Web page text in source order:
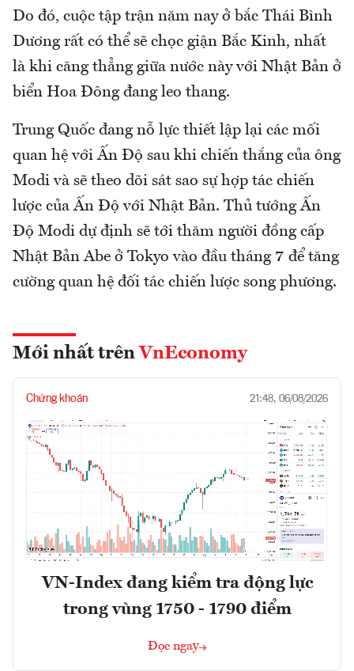
Do đó, cuộc tập trận năm nay ở bắc Thái Bình
Dương rất có thể sẽ chọc giận Bắc Kinh, nhất
là khi căng thẳng giữa nước này với Nhật Bản ở
biển Hoa Đông đang leo thang.
Trung Quốc đang nỗ lực thiết lập lại các mối
quan hệ với Ấn Độ sau khi chiến thắng của ông
Modi và sẽ theo dõi sát sao sự hợp tác chiến
lược của Ấn Độ với Nhật Bản. Thủ tướng Ấn
Độ Modi dự định sẽ tới thăm người đồng cấp
Nhật Bản Abe ở Tokyo vào đầu tháng 7 để tăng
cường quan hệ đối tác chiến lược song phương.
Mới nhất trên VnEconomy
Chứng khoán 21:48, 06/08/2026
VN-Index đang kiểm tra động lực
trong vùng 1750 - 1790 điểm
Đọc ngay